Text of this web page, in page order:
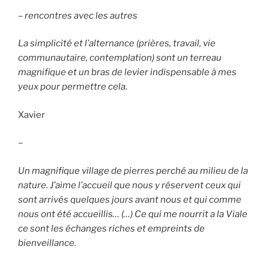
– rencontres avec les autres
La simplicité et l’alternance (prières, travail, vie
communautaire, contemplation) sont un terreau
magnifique et un bras de levier indispensable à mes
yeux pour permettre cela.
Xavier
–
Un magnifique village de pierres perché au milieu de la
nature. J’aime l’accueil que nous y réservent ceux qui
sont arrivés quelques jours avant nous et qui comme
nous ont été accueillis… (…) Ce qui me nourrit a la Viale
ce sont les échanges riches et empreints de
bienveillance.